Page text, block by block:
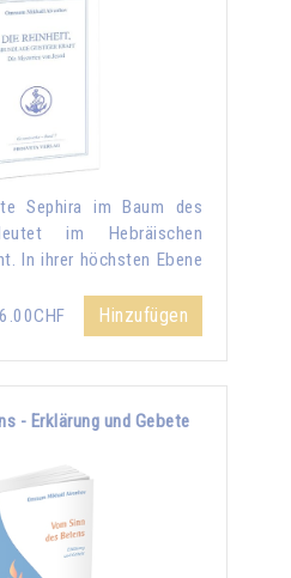
Sephira im Baum des
im Hebräischen
In ihrer höchsten Ebene
Hinzufügen
- Erklärung und Gebete